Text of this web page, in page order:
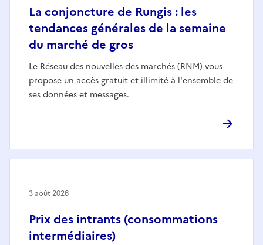
La conjoncture de Rungis : les
tendances générales de la semaine
du marché de gros
Le Réseau des nouvelles des marchés (RNM) vous
propose un accès gratuit et illimité à l'ensemble de
ses données et messages.
Prix des intrants (consommations
intermédiaires)
3 août 2026